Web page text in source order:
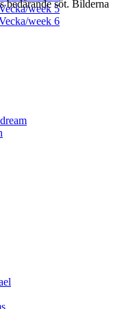
week 5
week 6
bedårande söt. Bilderna